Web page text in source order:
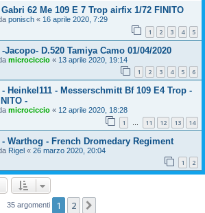
62 Me 109 E 7 Trop airfix 1/72 FINITO
ponisch « 16 aprile 2020, 7:29
1 2 3 4 5
Jacopo- D.520 Tamiya Camo 01/04/2020
microciccio « 13 aprile 2020, 19:14
1 2 3 4 5 6
Heinkel111 - Messerschmitt Bf 109 E4 Trop -
-
microciccio « 12 aprile 2020, 18:28
1 … 11 12 13 14
- Warthog - French Dromedary Regiment
Rigel « 26 marzo 2020, 20:04
1 2
35 argomenti 1 2